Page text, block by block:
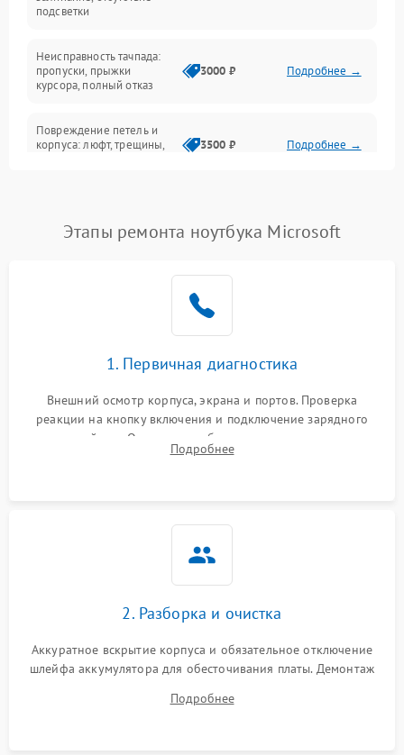
Батарея
Сеть и интернет
подсветки
Неисправность тачпада:
пропуски, прыжки
курсора, полный отказ
3000 ₽ Подробнее →
Повреждение петель и
корпуса: люфт, трещины,
3500 ₽ Подробнее →
невозможность зарядки,
2500 ₽ Подробнее →
2000 ₽
Перегрев из‑за пыли,
неисправности кулера
Выход из строя SSD или
HDD: медленная загрузка,
2000 ₽
Проблемы Wi‑Fi или
2500 ₽
Этапы ремонта ноутбука Microsoft
1. Первичная диагностика
Внешний осмотр корпуса, экрана и портов. Проверка
реакции на кнопку включения и подключение зарядного
устройства. Оценка потребления тока с помощью
лабораторного блока питания для локализации проблемы.
Подробнее
2. Разборка и очистка
Аккуратное вскрытие корпуса и обязательное отключение
шлейфа аккумулятора для обесточивания платы. Демонтаж
высохшей термопасты с кристаллов чипов.
Подробнее